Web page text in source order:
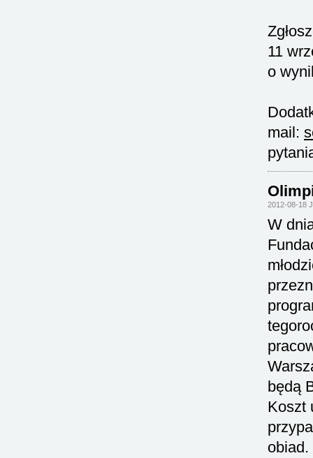
11
o
mail:
2012-08-18
W
będą
Koszt